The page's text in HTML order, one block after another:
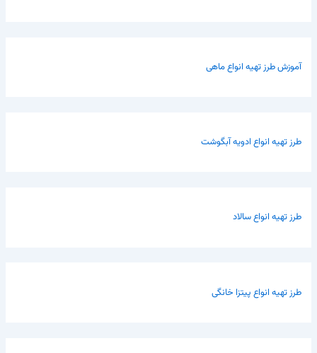
آموزش طرز تهیه انواع ماهی
طرز تهیه انواع ادویه آبگوشت
طرز تهیه انواع سالاد
طرز تهیه انواع پیتزا خانگی